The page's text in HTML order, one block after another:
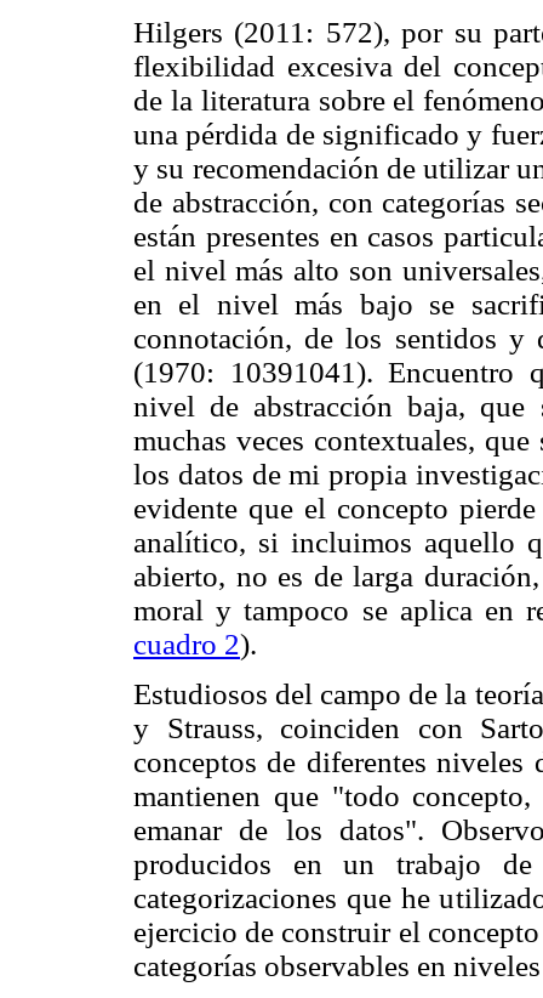
Hilgers (2011: 572), por su
flexibilidad excesiva del
de la literatura sobre el
una pérdida de significado y
y su recomendación de utilizar
de abstracción, con categorías
están presentes en casos
el nivel más alto son
en el nivel más bajo se
connotación, de los sentidos y
(1970: 10391041). Encuentro
nivel de abstracción baja, que
muchas veces contextuales,
los datos de mi propia
evidente que el concepto
analítico, si incluimos aquello
abierto, no es de larga
moral y tampoco se aplica en
cuadro 2).
Estudiosos del campo de la
y Strauss, coinciden con
conceptos de diferentes
mantienen que "todo
emanar de los datos".
producidos en un trabajo
categorizaciones que he
ejercicio de construir el
categorías observables en